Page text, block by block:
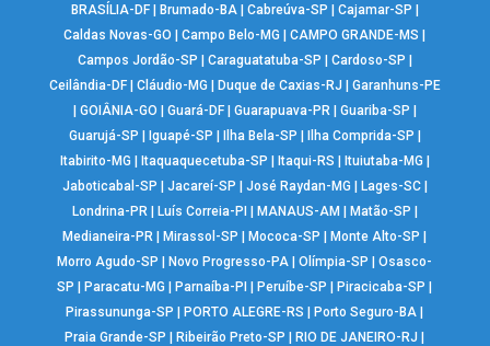
BRASÍLIA-DF| Brumado-BA| Cabreúva-SP | Cajamar-SP |
Caldas Novas-GO |Campo Belo-MG |CAMPO GRANDE-MS |
Campos Jordão-SP | Caraguatatuba-SP | Cardoso-SP |
Ceilândia-DF| Cláudio-MG | Duque de Caxias-RJ | Garanhuns-PE
| GOIÂNIA-GO | Guará-DF| Guarapuava-PR | Guariba-SP |
Guarujá-SP | Iguapé-SP | Ilha Bela-SP | Ilha Comprida-SP |
Itabirito-MG | Itaquaquecetuba-SP | Itaqui-RS | Ituiutaba-MG |
Jaboticabal-SP | Jacareí-SP | José Raydan-MG | Lages-SC|
Londrina-PR | Luís Correia-PI | MANAUS-AM | Matão-SP |
Medianeira-PR |Mirassol-SP |Mococa-SP |Monte Alto-SP |
Morro Agudo-SP |Novo Progresso-PA |Olímpia-SP |Osasco-
SP |Paracatu-MG |Parnaíba-PI |Peruíbe-SP |Piracicaba-SP |
Pirassununga-SP |PORTO ALEGRE-RS |Porto Seguro-BA |
Praia Grande-SP |Ribeirão Preto-SP |RIO DE JANEIRO-RJ |